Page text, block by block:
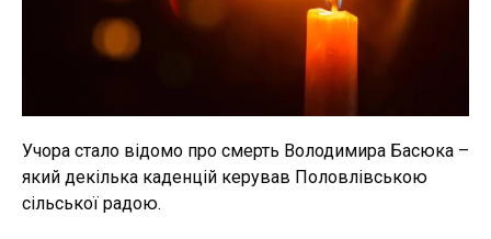
Учора стало відомо про смерть Володимира Басюка –
який декілька каденцій керував Половлівською
сільської радою.